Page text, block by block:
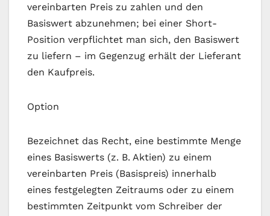
vereinbarten Preis zu zahlen und den
Basiswert abzunehmen; bei einer Short-
Position verpflichtet man sich, den Basiswert
zu liefern – im Gegenzug erhält der Lieferant
den Kaufpreis.
Option
Bezeichnet das Recht, eine bestimmte Menge
eines Basiswerts (z. B. Aktien) zu einem
vereinbarten Preis (Basispreis) innerhalb
eines festgelegten Zeitraums oder zu einem
bestimmten Zeitpunkt vom Schreiber der